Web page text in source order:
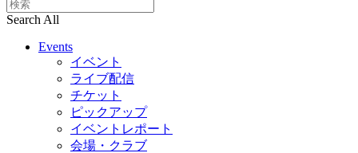
Search All
Events
イベント
ライブ配信
チケット
ピックアップ
イベントレポート
会場・クラブ